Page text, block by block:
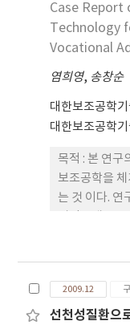
Case Report
Technology
Vocational
염희영, 송창순
대한보조공학기
대한보조공학기
목적 : 본 연구
보조공학을
는 것 이다. 연구방법 : 서울 소재 사업체에 근무하는
Satisfaction
2009.12
선천성질환으